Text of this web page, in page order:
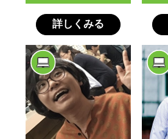
詳しくみる